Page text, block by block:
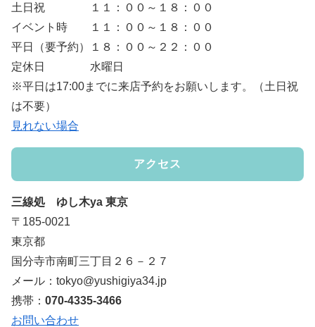
土日祝 １１：００～１８：００
イベント時 １１：００～１８：００
平日（要予約）１８：００～２２：００
定休日 水曜日
※平日は17:00までに来店予約をお願いします。（土日祝
は不要）
見れない場合
アクセス
三線処 ゆし木ya 東京
〒185-0021
東京都
国分寺市南町三丁目２６－２７
メール：tokyo@yushigiya34.jp
携帯： 070-4335-3466
お問い合わせ